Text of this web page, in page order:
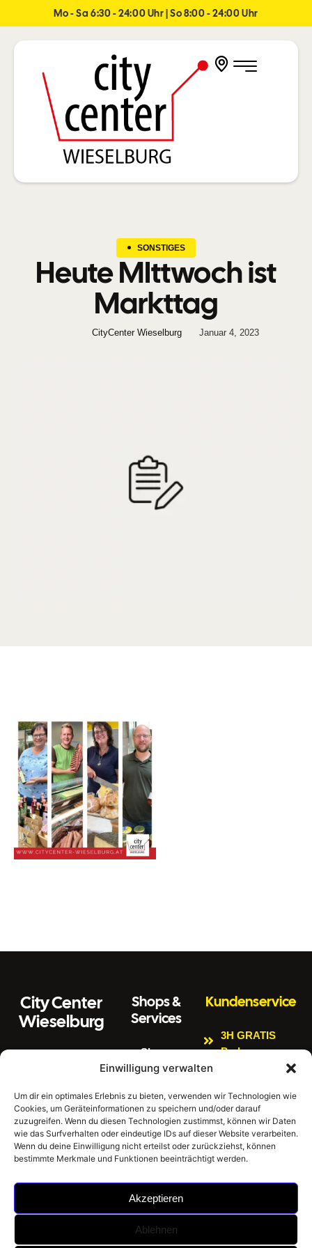
Einwilligung verwalten
Um dir ein optimales Erlebnis zu bieten, verwenden wir Technologien wie
Cookies, um Geräteinformationen zu speichern und/oder darauf
zuzugreifen. Wenn du diesen Technologien zustimmst, können wir Daten
wie das Surfverhalten oder eindeutige IDs auf dieser Website verarbeiten.
Wenn du deine Einwilligung nicht erteilst oder zurückziehst, können
bestimmte Merkmale und Funktionen beeinträchtigt werden.
Akzeptieren
Ablehnen
Mo - Sa 6:30 - 24:00 Uhr | So 8:00 - 24:00 Uhr
SONSTIGES
Heute MIttwoch ist
Markttag
CityCenter Wieselburg Januar 4, 2023
City Center
Wieselburg
3250 Wieselburg
Tel: 0664 4407889
E
m
ai
l:
office@citycenter
wieselburg.at
Sonntag 8:00 Uhr
Shops &
Services
Shops
Citycenter
Newsletter
Impressum
Datenschutzerklär
ung
Hausordnung
Kundenservice
3H GRATIS
Parken
Kinderspielbere
Bankomat
Gratis W-LAN
E-Tankstellen